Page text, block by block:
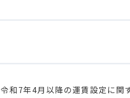
和7年4月以降の運賃設定に関